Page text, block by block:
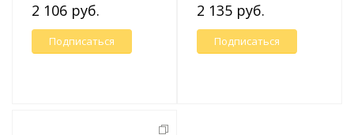
2 106 руб.
Подписаться
2 135 руб.
Подписаться